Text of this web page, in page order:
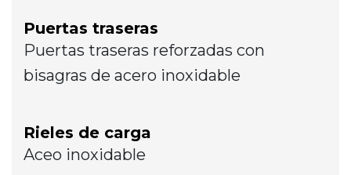
Puertas traseras
Puertas traseras reforzadas con
bisagras de acero inoxidable
Rieles de carga
Aceo inoxidable